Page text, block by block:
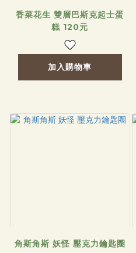
香菜花生 雙層巴斯克起士蛋
糕 120元
加入購物車
角斯角斯 妖怪 壓克力鑰匙圈